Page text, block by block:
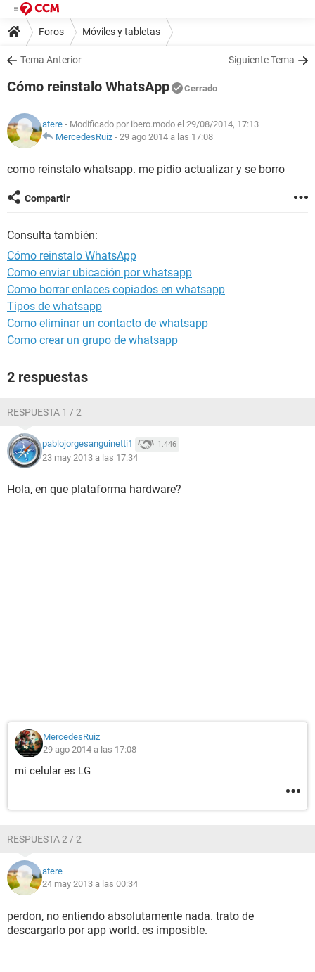
Foros Móviles y tabletas
Tema Anterior Siguiente Tema
Cómo reinstalo WhatsApp Cerrado
atere - Modificado por ibero.modo el 29/08/2014, 17:13
MercedesRuiz - 29 ago 2014 a las 17:08
como reinstalo whatsapp. me pidio actualizar y se borro
Compartir
Consulta también:
Cómo reinstalo WhatsApp
Como enviar ubicación por whatsapp
Como borrar enlaces copiados en whatsapp
Tipos de whatsapp
Como eliminar un contacto de whatsapp
Como crear un grupo de whatsapp
2 respuestas
RESPUESTA 1 / 2
pablojorgesanguinetti1 1.446
23 may 2013 a las 17:34
Hola, en que plataforma hardware?
MercedesRuiz
29 ago 2014 a las 17:08
mi celular es LG
RESPUESTA 2 / 2
atere
24 may 2013 a las 00:34
perdon, no entiendo absolutamente nada. trato de
descargarlo por app world. es imposible.